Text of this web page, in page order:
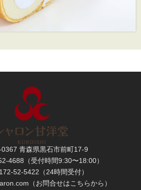
青森県黒石市前町17-9
4688 （受付時間9:30〜18:00）
52-5422 （24時間受付）
（お問合せはこちらから）